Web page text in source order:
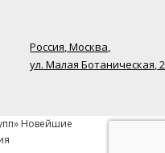
Россия, Москва,
ул. Малая Ботаническая,
Новейшие